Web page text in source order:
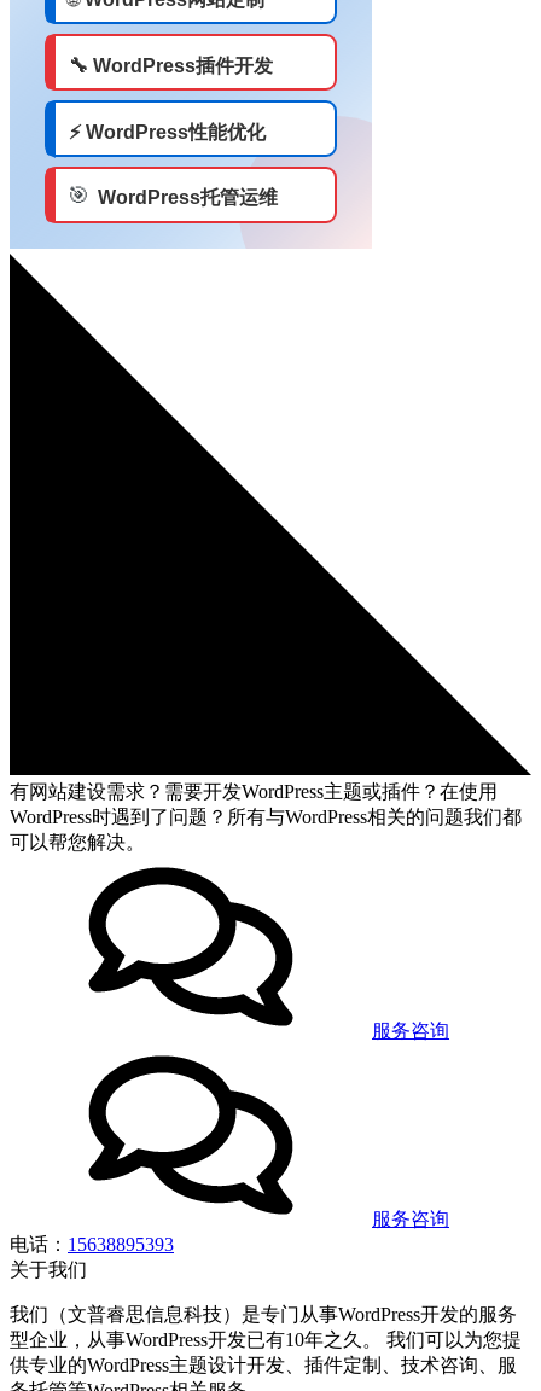
有网站建设需求？需要开发WordPress主题或插件？在使用
WordPress时遇到了问题？所有与WordPress相关的问题我们都
可以帮您解决。
服务咨询
服务咨询
电话： 15638895393
关于我们
我们（文普睿思信息科技）是专门从事WordPress开发的服务
型企业，从事WordPress开发已有10年之久。 我们可以为您提
供专业的WordPress主题设计开发、插件定制、技术咨询、服